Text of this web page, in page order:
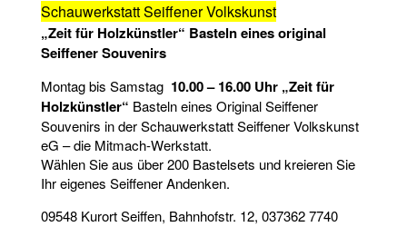
Schauwerkstatt Seiffener Volkskunst
„Zeit für Holzkünstler“ Basteln eines original
Seiffener Souvenirs
Montag bis Samstag 10.00 – 16.00 Uhr „Zeit für
Holzkünstler“ Basteln eines Original Seiffener
Souvenirs in der Schauwerkstatt Seiffener Volkskunst
eG – die Mitmach-Werkstatt.
Wählen Sie aus über 200 Bastelsets und kreieren Sie
Ihr eigenes Seiffener Andenken.
09548 Kurort Seiffen, Bahnhofstr. 12, 037362 7740